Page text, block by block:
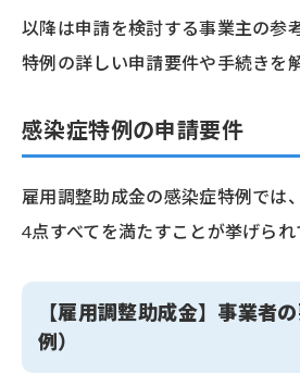
以降は申請を検討する事業主の参
特例の詳しい申請要件や手続きを
感染症特例の申請要件
雇用調整助成金の感染症特例では
4点すべてを満たすことが挙げられ
【雇用調整助成金】事業者
例）